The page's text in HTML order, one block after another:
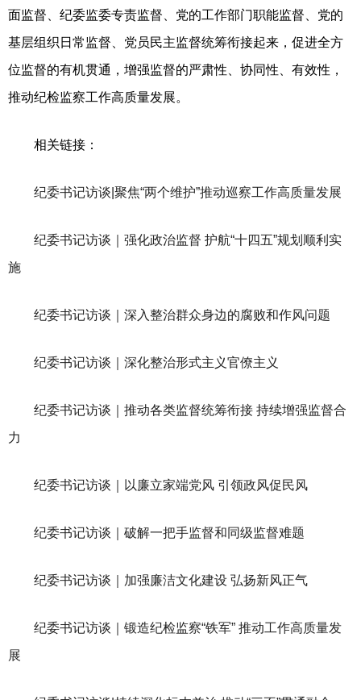
面监督、纪委监委专责监督、党的工作部门职能监督、党的
基层组织日常监督、党员民主监督统筹衔接起来，促进全方
位监督的有机贯通，增强监督的严肃性、协同性、有效性，
推动纪检监察工作高质量发展。
相关链接：
纪委书记访谈|聚焦“两个维护”推动巡察工作高质量发展
纪委书记访谈｜强化政治监督 护航“十四五”规划顺利实
施
纪委书记访谈｜深入整治群众身边的腐败和作风问题
纪委书记访谈｜深化整治形式主义官僚主义
纪委书记访谈｜推动各类监督统筹衔接 持续增强监督合
力
纪委书记访谈｜以廉立家端党风 引领政风促民风
纪委书记访谈｜破解一把手监督和同级监督难题
纪委书记访谈｜加强廉洁文化建设 弘扬新风正气
纪委书记访谈｜锻造纪检监察“铁军” 推动工作高质量发
展